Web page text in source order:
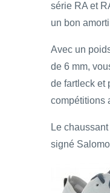
série RA et
un bon
Avec un
de 6 mm,
de fartleck et
compétitions
Le
signé